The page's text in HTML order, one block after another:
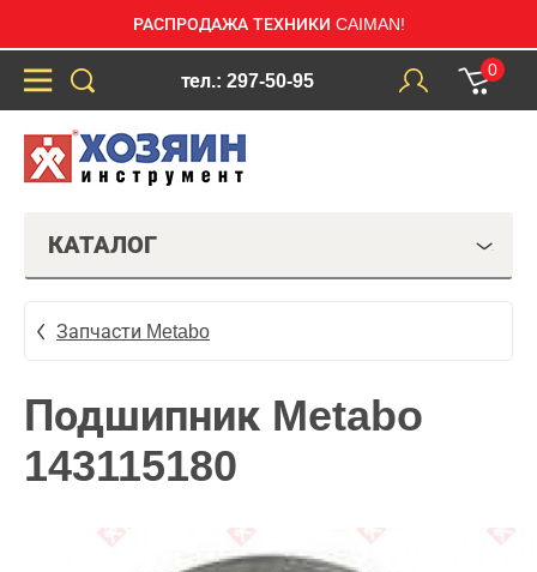
РАСПРОДАЖА ТЕХНИКИ CAIMAN!
тел.: 297-50-95
0
КАТАЛОГ
Запчасти Metabo
Подшипник Metabo
143115180